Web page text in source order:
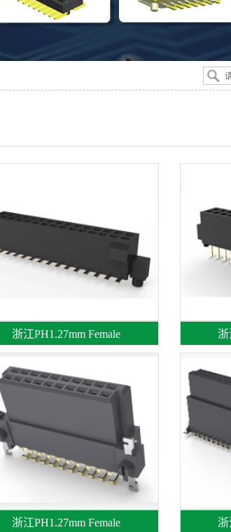
浙江PH1.27mm Female 浙
浙江PH1.27mm Female 浙